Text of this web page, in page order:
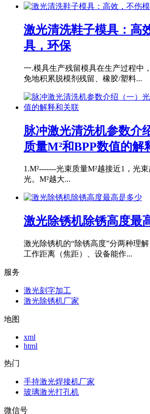
激光清洗鞋子模具：高
具，环保
一.模具生产残留模具在生产过程中
免地积累脱模剂残留、橡胶/塑料...
脉冲激光清洗机参数介
质量M²和BPP数值的解
1.M²-------光束质量M²越接近1，光
光。M²越大...
激光除锈机除锈高度最
激光除锈机的“除锈高度”分两种理
工作距离（焦距）、设备能作...
服务
激光刻字加工
激光除锈机厂家
地图
xml
html
热门
手持激光焊接机厂家
玻璃激光打孔机
微信号